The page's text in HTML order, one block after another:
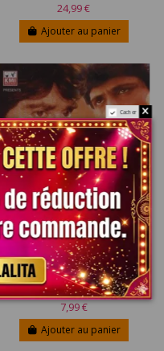
24,99 €
Ajouter au panier
Marte Dam Tak DVD
7,99 €
Ajouter au panier
Cacher